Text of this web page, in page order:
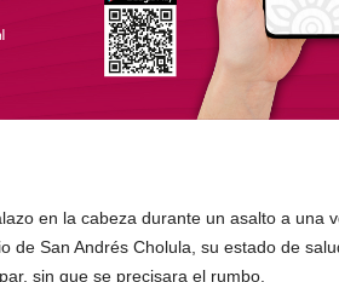
en la cabeza durante un asalto a una
de San Andrés Cholula, su estado de
sin que se precisara el rumbo.